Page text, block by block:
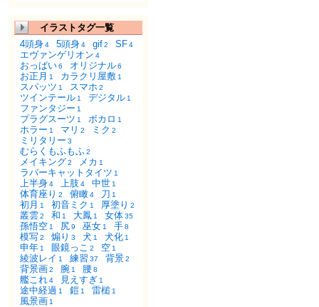
イラストタグ一覧
4頭身4 5頭身4 gif2 SF4
エヴァンゲリオン 4
おっぱい6 オリジナル6
お正月 1 カラクリ屋敷 1
スパッツ 1 スマホ 2
ツインテール 1 デジタル 1
ファンタジー 1
プラグスーツ 1 ボカロ 1
ホラー 1 マリ 2 ミク 2
ミリタリー 3
むらくもふもふ2
メイキング2 メカ 1
ラバーキャットタイツ 1
上半身4 上肢 4 中世 1
体育座り 2 俯瞰4 刀 1
初月 1 初音ミク 1 厚塗り 2
叢雲2 和 1 大鳳 1 女体35
孫悟空 1 尻9 巫女 1 手8
模写2 煽り 3 犬 1 犬化 1
申年 1 眼鏡っこ 2 空 1
綾波レイ 1 練習 37 背景2
背景画2 腕 1 腰8
艦これ4 見えすぎ 1
途中経過 1 鎧 1 雷槌 1
風景画 1